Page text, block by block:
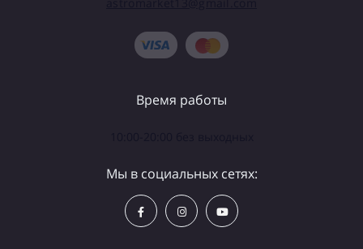
Время работы
Мы в социальных сетях: